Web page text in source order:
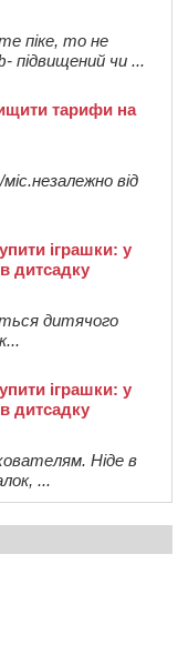
піке, то не
підвищений чи ...
тарифи на
від
іграшки: у
дитсадку
дитячого
іграшки: у
дитсадку
Ніде в
...